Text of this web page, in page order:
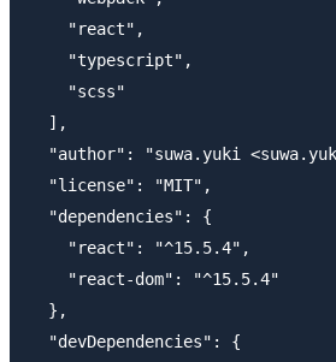
    "react",
    "typescript",
    "scss"
  ],
"author": "suwa.yuki
  "license": "MIT",
  "dependencies": {
    "react": "^15.5.4",
    "react-dom": "^15.5.4"
  },
  "devDependencies": {